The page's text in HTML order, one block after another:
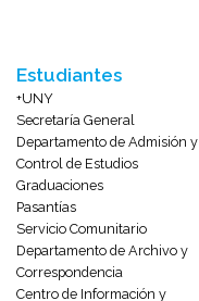
Estudiantes
+UNY
Secretaría General
Departamento de Admisión y
Control de Estudios
Graduaciones
Pasantías
Servicio Comunitario
Departamento de Archivo y
Correspondencia
Centro de Información y